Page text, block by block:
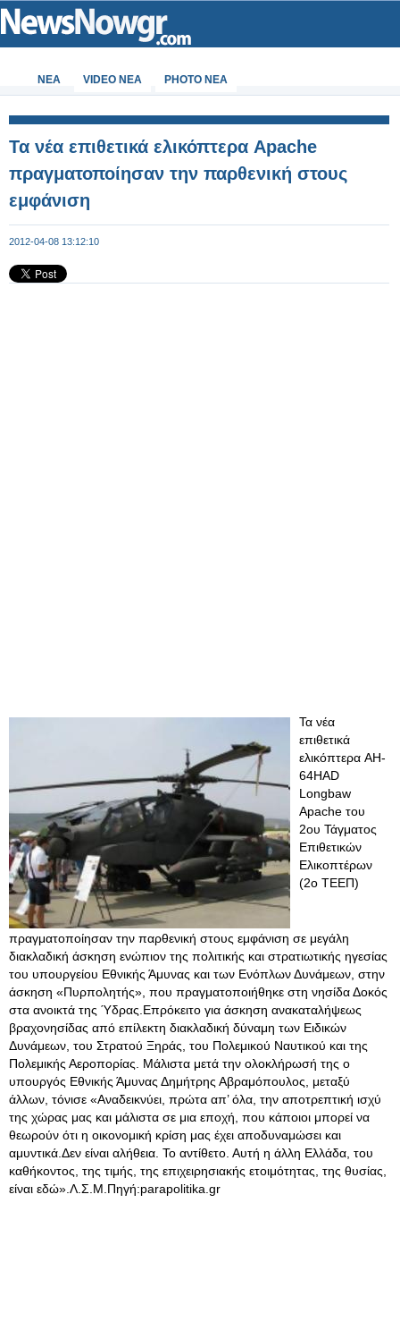
ΝΕΑ VIDEO NEA PHOTO NEA
Τα νέα επιθετικά ελικόπτερα Apache
πραγματοποίησαν την παρθενική στους
εμφάνιση
2012-04-08 13:12:10
Τα νέα
επιθετικά
ελικόπτερα AH-
64HAD
Longbaw
Apache του
2ου Τάγματος
Επιθετικών
Ελικοπτέρων
(2ο ΤΕΕΠ)
πραγματοποίησαν την παρθενική στους εμφάνιση σε μεγάλη
διακλαδική άσκηση ενώπιον της πολιτικής και στρατιωτικής ηγεσίας
του υπουργείου Εθνικής Άμυνας και των Ενόπλων Δυνάμεων, στην
άσκηση «Πυρπολητής», που πραγματοποιήθηκε στη νησίδα Δοκός
στα ανοικτά της Ύδρας.Επρόκειτο για άσκηση ανακαταλήψεως
βραχονησίδας από επίλεκτη διακλαδική δύναμη των Ειδικών
Δυνάμεων, του Στρατού Ξηράς, του Πολεμικού Ναυτικού και της
Πολεμικής Αεροπορίας. Μάλιστα μετά την ολοκλήρωσή της ο
υπουργός Εθνικής Άμυνας Δημήτρης Αβραμόπουλος, μεταξύ
άλλων, τόνισε «Αναδεικνύει, πρώτα απ’ όλα, την αποτρεπτική ισχύ
της χώρας μας και μάλιστα σε μια εποχή, που κάποιοι μπορεί να
θεωρούν ότι η οικονομική κρίση μας έχει αποδυναμώσει και
αμυντικά.Δεν είναι αλήθεια. Το αντίθετο. Αυτή η άλλη Ελλάδα, του
καθήκοντος, της τιμής, της επιχειρησιακής ετοιμότητας, της θυσίας,
είναι εδώ».Λ.Σ.Μ.Πηγή:parapolitika.gr